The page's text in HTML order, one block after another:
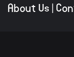
About Us|